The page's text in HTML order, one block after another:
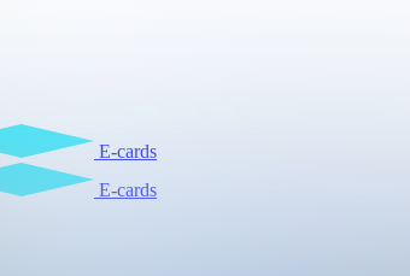
E-cards
E-cards